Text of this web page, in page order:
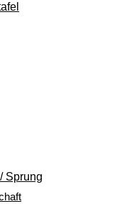
Sprung